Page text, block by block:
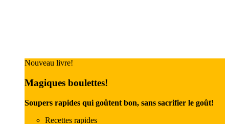
Nouveau livre!
Magiques boulettes!
Soupers rapides qui goûtent bon, sans sacrifier le goût!
Recettes rapides